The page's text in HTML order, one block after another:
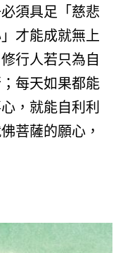
須具足「慈悲
才能成就無上
行人若只為自
每天如果都能
，就能自利利
菩薩的願心，